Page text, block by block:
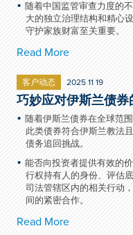
随着中国监管审查力度的
大的独立治理结构和精心
守护家族财富至关重要。
Read More
客户动态 2025 11 19
巧妙应对伊斯兰债
随着伊斯兰债券在全球范
此类债券符合伊斯兰教法
债务追回挑战。
能否向投资者提供有效的
行权持有人的身份、评估
司法管辖区内的相关行动
间的紧密合作。
Read More